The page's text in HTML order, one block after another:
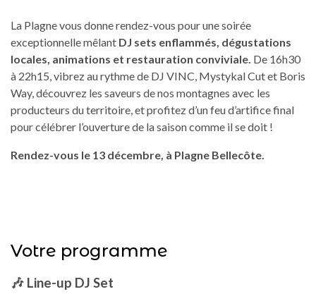
La Plagne vous donne rendez-vous pour une soirée
exceptionnelle mêlant DJ sets enflammés, dégustations
locales, animations et restauration conviviale. De 16h30
à 22h15, vibrez au rythme de DJ VINC, Mystykal Cut et Boris
Way, découvrez les saveurs de nos montagnes avec les
producteurs du territoire, et profitez d’un feu d’artifice final
pour célébrer l’ouverture de la saison comme il se doit !
Rendez-vous le 13 décembre, à Plagne Bellecôte.
Votre programme
🎶 Line-up DJ Set